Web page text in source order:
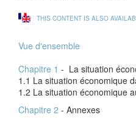
THIS CONTENT IS ALSO
Vue d'ensemble
Chapitre 1 - La situation
1.1 La situation économique
1.2 La situation économique
Chapitre 2 - Annexes